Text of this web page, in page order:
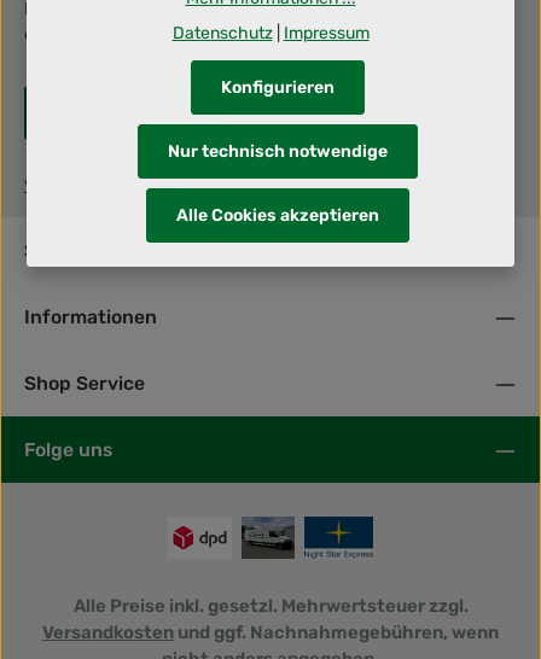
Berufliche Herausforderung gesucht? Dann schraub' mit uns an
deiner Zukunft!
www.lvdkrone.de
Service-Hotline
Informationen
Shop Service
Folge uns
Alle Preise inkl. gesetzl. Mehrwertsteuer zzgl.
Versandkosten und ggf. Nachnahmegebühren, wenn
Datenschutz| Impressum
Nur technisch notwendige
Konfigurieren
Alle Cookies akzeptieren